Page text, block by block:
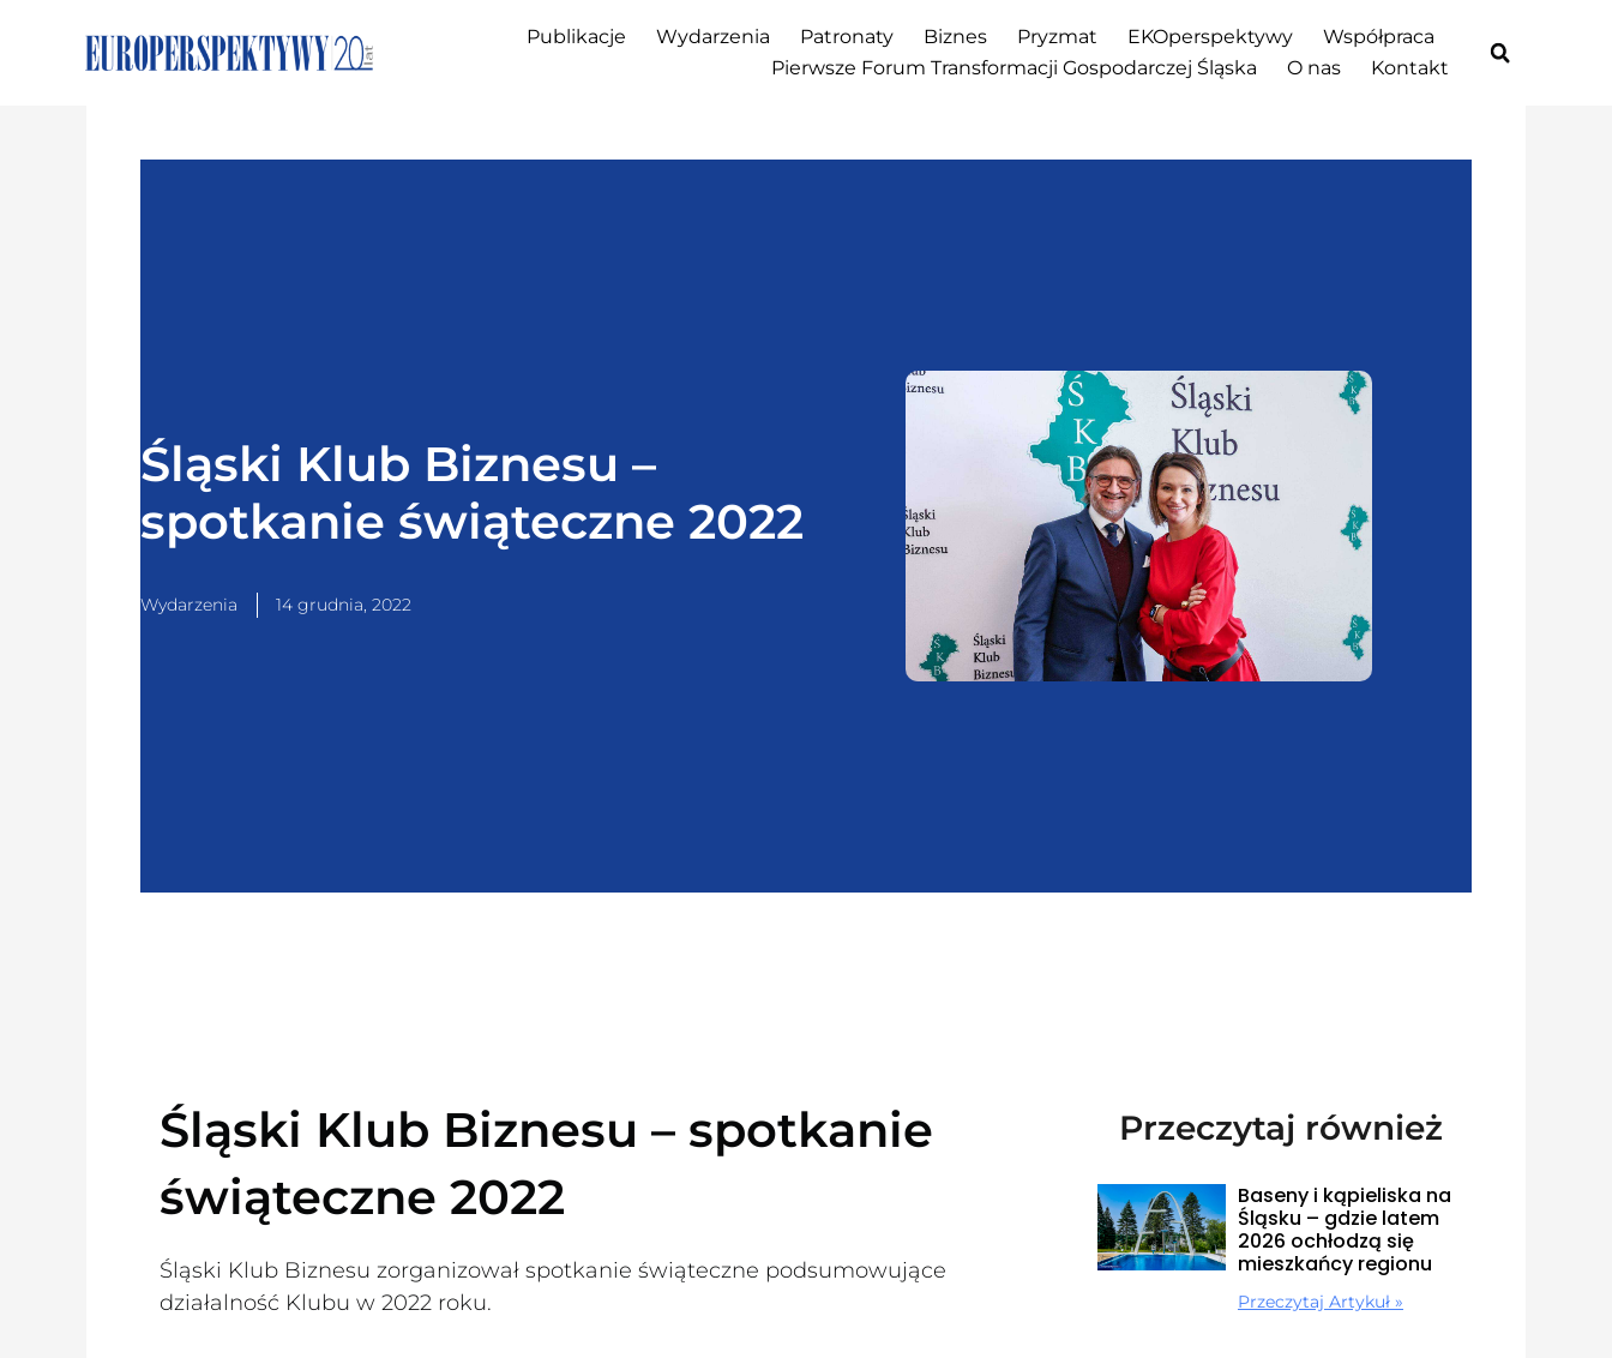
Publikacje Wydarzenia Patronaty Biznes Pryzmat EKOperspektywy
Współpraca
Pierwsze Forum Transformacji Gospodarczej Śląska
O nas Kontakt
Śląski Klub Biznesu –
spotkanie świąteczne 2022
Wydarzenia 14 grudnia, 2022
Śląski Klub Biznesu – spotkanie
świąteczne 2022
Śląski Klub Biznesu zorganizował spotkanie świąteczne podsumowujące
działalność Klubu w 2022 roku.
Przeczytaj również
Baseny i kąpieliska na
Śląsku – gdzie latem
2026 ochłodzą się
mieszkańcy regionu
Przeczytaj Artykuł »